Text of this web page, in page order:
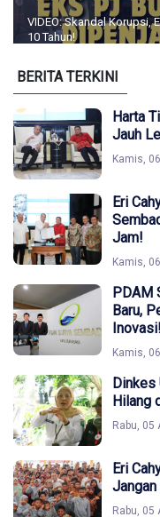
VIDEO: Skandal Korupsi,
10 Tahun!
BERITA TERKINI
Harta
Jauh
Kamis,
Eri
Jam!
Kamis,
PDAM
Baru,
Inovasi!
Kamis,
Dinkes
Hilang
Rabu, 05
Eri
Rabu, 05